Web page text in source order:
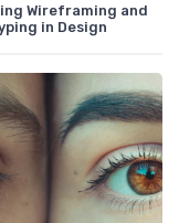
Wireframing and
in Design